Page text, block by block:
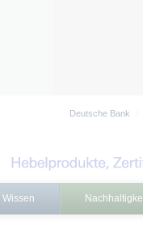
Deutsche Bank
Wissen